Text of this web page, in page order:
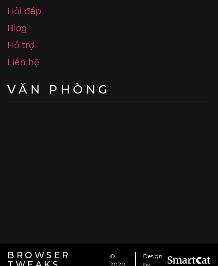
Hỏi đáp
Blog
Hỗ trợ
Liên hệ
VĂN PHÒNG
BROWSER
©
2020
Design
by